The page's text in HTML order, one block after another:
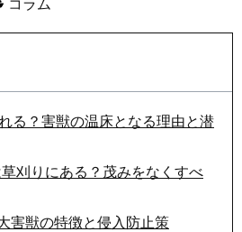
る？害獣の温床となる理由と潜
刈りにある？茂みをなくすべ
害獣の特徴と侵入防止策